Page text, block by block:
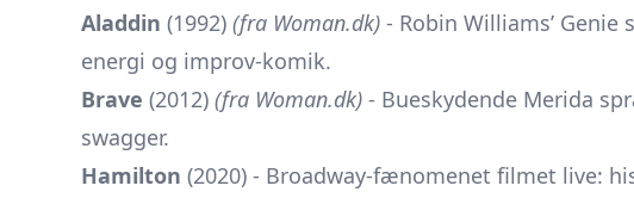
Aladdin (1992) (fra Woman.dk) - Robin Williams’
energi og improv-komik.
Brave (2012) (fra Woman.dk) - Bueskydende Merida
swagger.
Hamilton (2020) - Broadway-fænomenet filmet live: